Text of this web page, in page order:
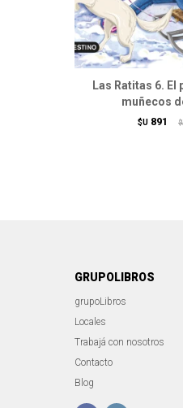
Las Ratitas 6. El
muñecos
$U 891
GRUPOLIBROS
grupoLibros
Locales
Trabajá con nosotros
Contacto
Blog